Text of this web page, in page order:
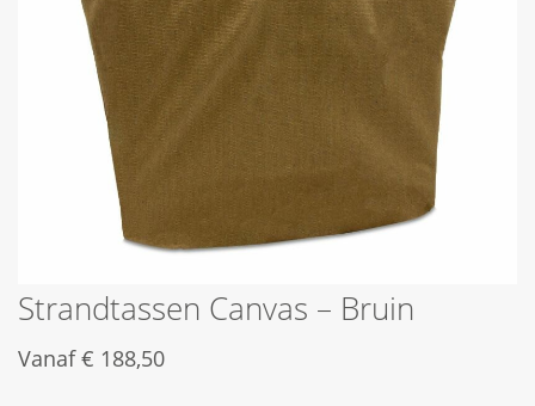
Strandtassen Canvas – Bruin
Vanaf€ 188,50